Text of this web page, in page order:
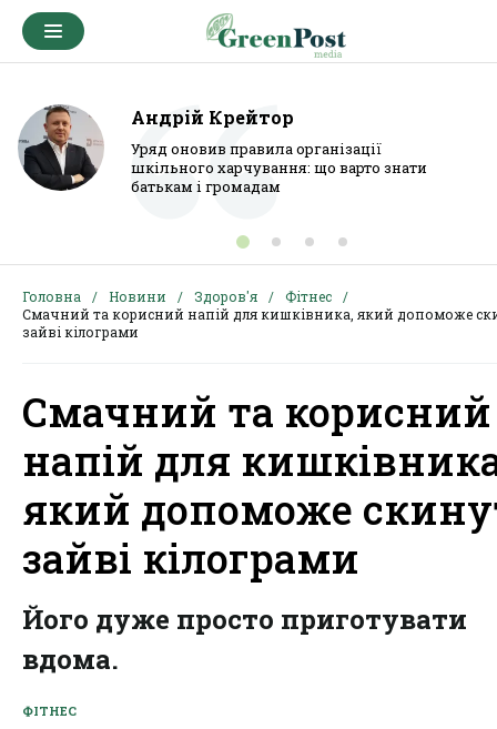
Андрій Крейтор
Уряд оновив правила організації
шкільного харчування: що варто знати
батькам і громадам
Головна Новини Здоров'я
Фітнес
Смачний та корисний напій для кишківника, який допоможе
зайві кілограми
Смачний та корисний
напій для
який допоможе
зайві кілограми
Його дуже просто приготувати
вдома.
ФІТНЕС